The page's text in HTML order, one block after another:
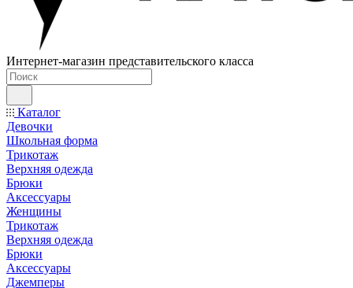
Интернет-магазин представительского класса
Каталог
Девочки
Школьная форма
Трикотаж
Верхняя одежда
Брюки
Аксессуары
Женщины
Трикотаж
Верхняя одежда
Брюки
Аксессуары
Джемперы